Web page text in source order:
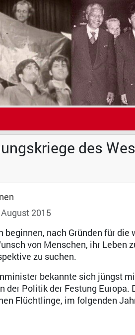
des
2015
beginnen, nach Gründen für
von Menschen, ihr
zu suchen.
bekannte sich jüngst
der Politik der Festung
Flüchtlinge, im folgenden